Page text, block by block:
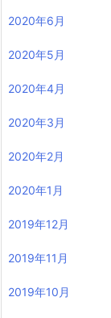
2020年6月
2020年5月
2020年4月
2020年3月
2020年2月
2020年1月
2019年12月
2019年11月
2019年10月